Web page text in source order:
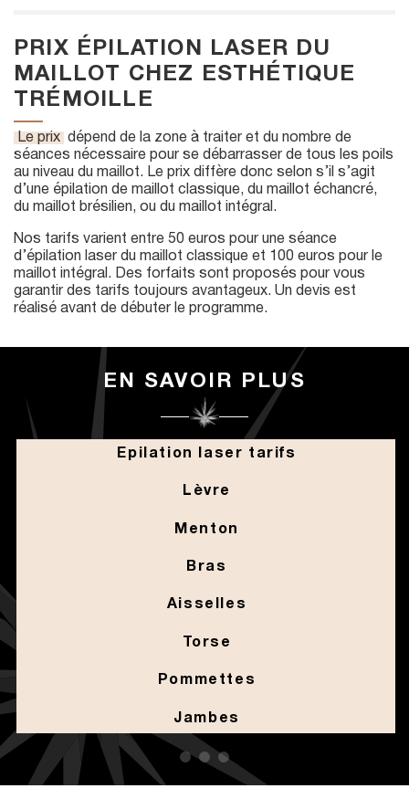
PRIX ÉPILATION LASER DU
MAILLOT CHEZ ESTHÉTIQUE
TRÉMOILLE
Le prix dépend de la zone à traiter et du nombre de
séances nécessaire pour se débarrasser de tous les poils
au niveau du maillot. Le prix diffère donc selon s’il s’agit
d’une épilation de maillot classique, du maillot échancré,
du maillot brésilien, ou du maillot intégral.
Nos tarifs varient entre 50 euros pour une séance
d’épilation laser du maillot classique et 100 euros pour le
maillot intégral. Des forfaits sont proposés pour vous
garantir des tarifs toujours avantageux. Un devis est
réalisé avant de débuter le programme.
EN SAVOIR PLUS
Epilation laser tarifs
Lèvre
Menton
Bras
Aisselles
Torse
Pommettes
Jambes